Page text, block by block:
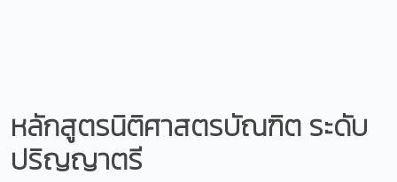
หลักสูตรนิติศาสตรบัณฑิต ระดับ
ปริญญาตรี